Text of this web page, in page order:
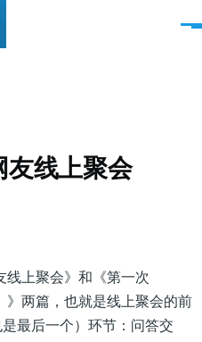
菜
线上聚会
上聚会》和《第一次
两篇，也就是线上聚会的前
最后一个）环节：问答交